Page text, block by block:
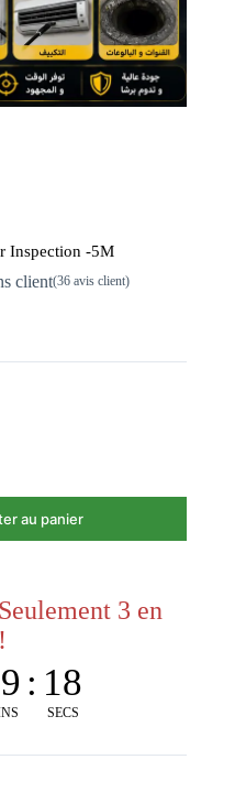
Inspection -5M
client(36 avis client)
au panier
3 en
: 17
SECS